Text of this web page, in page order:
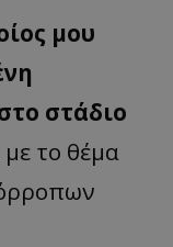
μου
στάδιο
με το θέμα